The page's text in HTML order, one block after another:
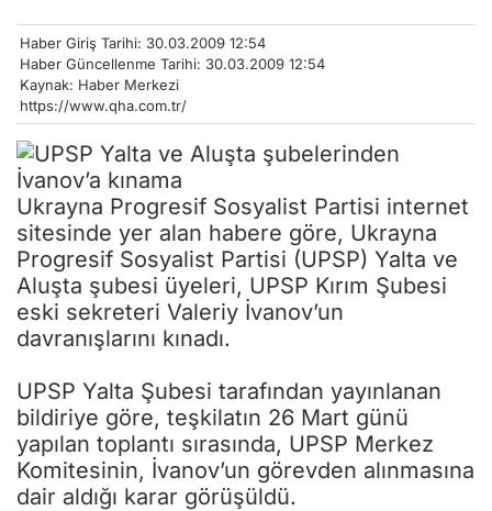
Haber Giriş Tarihi: 30.03.2009 12:54
Haber Güncellenme Tarihi: 30.03.2009 12:54
Kaynak: Haber Merkezi
https://www.qha.com.tr/
Ukrayna Progresif Sosyalist Partisi internet
sitesinde yer alan habere göre, Ukrayna
Progresif Sosyalist Partisi (UPSP) Yalta ve
Aluşta şubesi üyeleri, UPSP Kırım Şubesi
eski sekreteri Valeriy İvanov’un
davranışlarını kınadı.
UPSP Yalta Şubesi tarafından yayınlanan
bildiriye göre, teşkilatın 26 Mart günü
yapılan toplantı sırasında, UPSP Merkez
Komitesinin, İvanov’un görevden alınmasına
dair aldığı karar görüşüldü.